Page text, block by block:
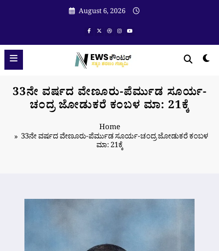
August 6, 2026
33ನೇ ವರ್ಷದ ವೇಣೂರು-ಪೆರ್ಮುಡ ಸೂರ್ಯ-
ಚಂದ್ರ ಜೋಡುಕರೆ ಕಂಬಳ ಮಾ: 21ಕ್ಕೆ
Home
33ನೇ ವರ್ಷದ ವೇಣೂರು-ಪೆರ್ಮುಡ ಸೂರ್ಯ-ಚಂದ್ರ ಜೋಡುಕರೆ ಕಂಬಳ
ಮಾ: 21ಕ್ಕೆ